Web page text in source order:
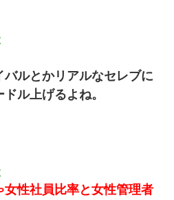
ルとかリアルなセレブに
ル上げるよね。
女性社員比率と女性管理者